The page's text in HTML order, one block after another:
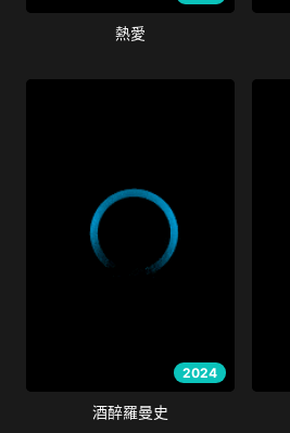
熱愛
2024
酒醉羅曼史